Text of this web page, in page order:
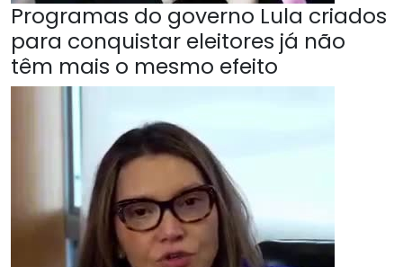
Programas do governo Lula criados
para conquistar eleitores já não
têm mais o mesmo efeito